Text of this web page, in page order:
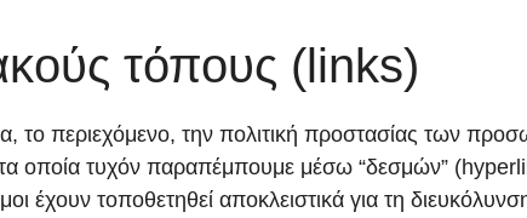
τόπους (links)
το περιεχόμενο, την πολιτική προστασίας των
οποία τυχόν παραπέμπουμε μέσω “δεσμών”
έχουν τοποθετηθεί αποκλειστικά για τη